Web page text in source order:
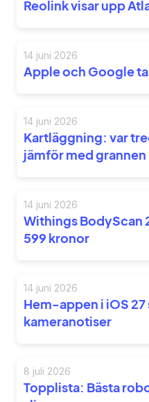
Reolink visar upp
14 juni 2026
Apple och Google
14 juni 2026
Kartläggning: var
jämför med grannen
14 juni 2026
Withings BodyScan
599 kronor
14 juni 2026
Hem-appen i iOS
kameranotiser
8 juli 2026
Topplista: Bästa